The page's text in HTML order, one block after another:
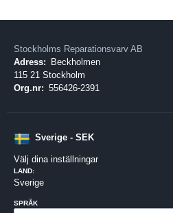
Stockholms Reparationsvarv AB
Adress:
Beckholmen
115 21 Stockholm
Org.nr: 556426-2391
Sverige - SEK
Välj dina inställningar
LAND:
Sverige
SPRÅK